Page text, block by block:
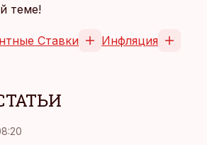
теме!
Ставки Инфляция